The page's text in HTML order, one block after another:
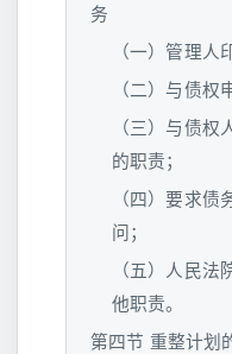
务
（一）管理人
（二）与债权
（三）与债
的职责；
（四）要求
问；
（五）人民
他职责。
第四节 重整计划